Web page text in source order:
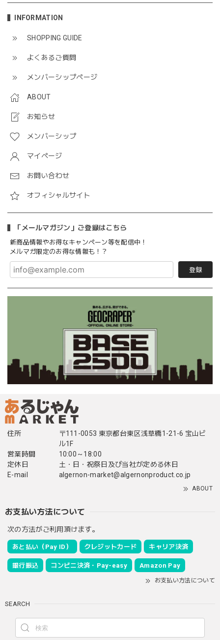
INFORMATION
SHOPPING GUIDE
よくあるご質問
メンバーシップページ
ABOUT
お知らせ
メンバーシップ
マイページ
お問い合わせ
オフィシャルサイト
「メールマガジン」ご登録はこちら
新商品情報やお得なキャンペーン等を配信中！
メルマガ限定のお得な情報も！？
登録
住所
〒111-0053 東京都台東区浅草橋1-21-6 宝山ビ
ル1F
営業時間
10:00～18:00
定休日
土・日・祝祭日及び当社が定める休日
E-mail
algernon-market@algernonproduct.co.jp
ABOUT
お支払い方法について
次の方法がご利用頂けます。
あと払い（Pay ID） クレジットカード キャリア決済
銀行振込 コンビニ決済・Pay-easy Amazon Pay
お支払い方法について
SEARCH